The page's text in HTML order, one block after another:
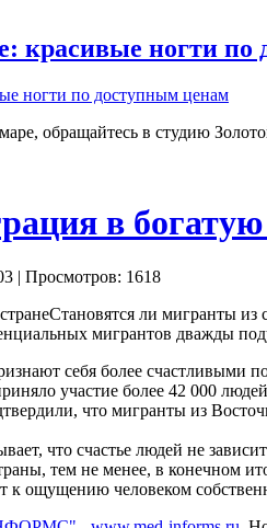
красивые ногти по
обращайтесь в студию
в
| Просмотров: 1618
Становятся ли мигранты из
мигрантов дважды
себя более счастливыми
участие более 42 000
что мигранты из
что счастье людей не
тем не менее, в конечном
к ощущению человеком